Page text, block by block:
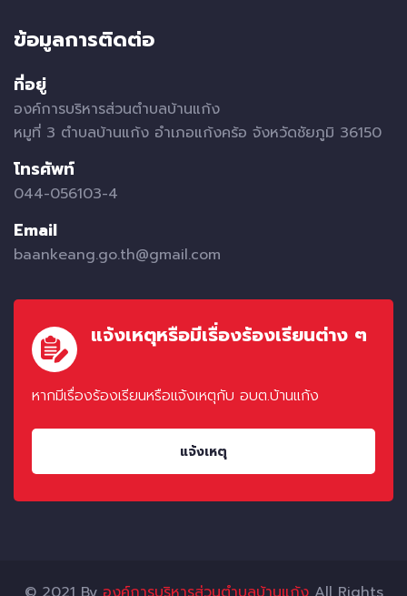
ข้อมูลการติดต่อ
ที่อยู่
องค์การบริหารส่วนตำบลบ้านแก้ง
หมูที่ 3 ตำบลบ้านแก้ง อำเภอแก้งคร้อ จังหวัดชัยภูมิ 36150
โทรศัพท์
044-056103-4
Email
baankeang.go.th@gmail.com
แจ้งเหตุหรือมีเรื่องร้องเรียนต่าง ๆ
หากมีเรื่องร้องเรียนหรือแจ้งเหตุกับ อบต.บ้านแก้ง
แจ้งเหตุ